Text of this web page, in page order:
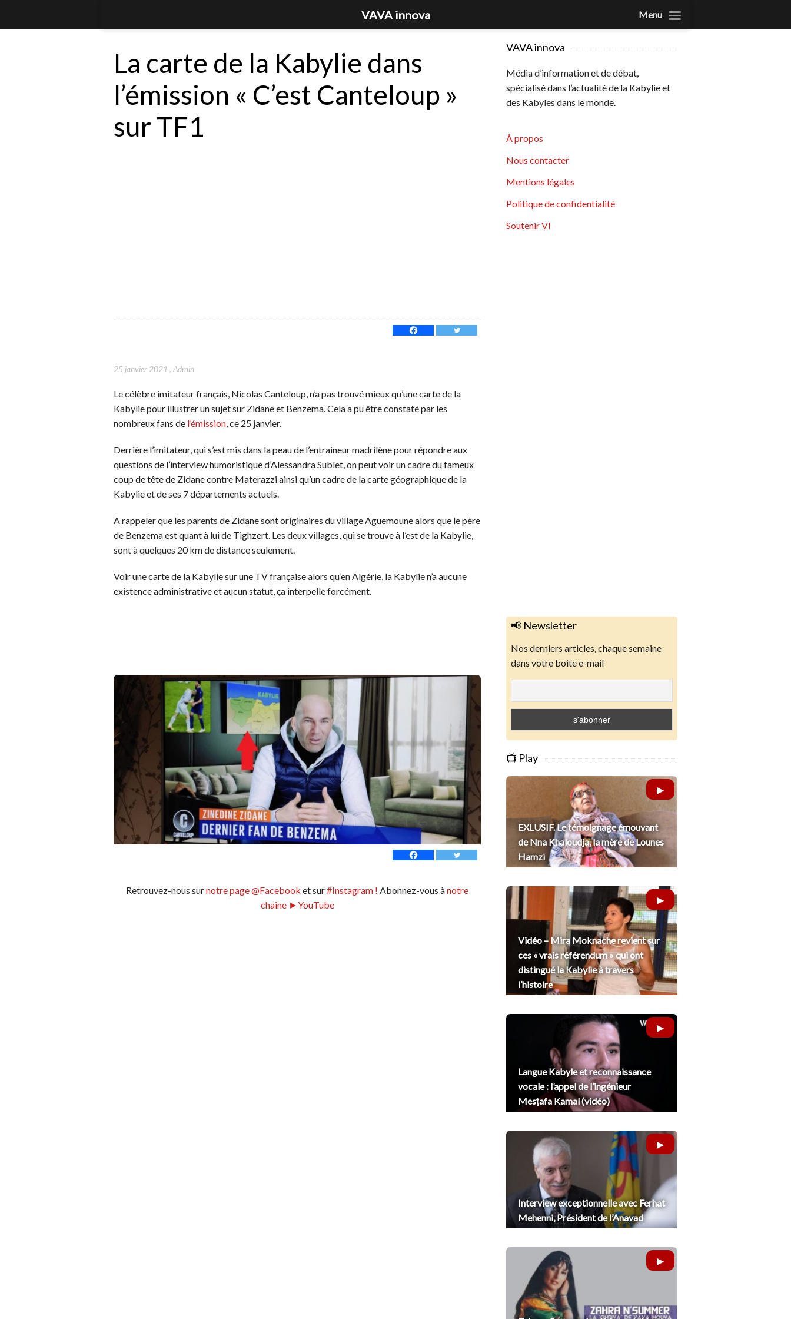
La carte de la Kabylie dans
l’émission « C’est Canteloup »
sur TF1
25 janvier 2021 ,Admin
Le célèbre imitateur français, Nicolas Canteloup, n’a pas trouvé mieux qu’une carte de la
Kabylie pour illustrer un sujet sur Zidane et Benzema. Cela a pu être constaté par les
nombreux fans de l’émission, ce 25 janvier.
Derrière l’imitateur, qui s’est mis dans la peau de l’entraineur madrilène pour répondre aux
questions de l’interview humoristique d’Alessandra Sublet, on peut voir un cadre du fameux
coup de tête de Zidane contre Materazzi ainsi qu’un cadre de la carte géographique de la
Kabylie et de ses 7 départements actuels.
A rappeler que les parents de Zidane sont originaires du village Aguemoune alors que le père
de Benzema est quant à lui de Tighzert. Les deux villages, qui se trouve à l’est de la Kabylie,
sont à quelques 20 km de distance seulement.
Voir une carte de la Kabylie sur une TV française alors qu’en Algérie, la Kabylie n’a aucune
existence administrative et aucun statut, ça interpelle forcément.
Retrouvez-nous surnotre page @Facebook et sur#Instagram ! Abonnez-vous ànotre
chaîne ►YouTube
VAVA innova
Média d’information et de débat,
spécialisé dans l’actualité de la Kabylie et
des Kabyles dans le monde.
À propos
Nous contacter
Mentions légales
Politique de confidentialité
Soutenir VI
📢 Newsletter
Nos derniers articles, chaque semaine
dans votre boite e-mail
📺 Play
EXLUSIF. Le témoignage émouvant
de Nna Khaloudja, la mère de Lounes
Hamzi
Vidéo – Mira Moknache revient sur
ces « vrais référendum » qui ont
distingué la Kabylie à travers
l’histoire
Langue Kabyle et reconnaissance
vocale : l’appel de l’ingénieur
Mesṭafa Kamal (vidéo)
Interview exceptionnelle avec Ferhat
Mehenni, Président de l’Anavad
VAVA innova Menu